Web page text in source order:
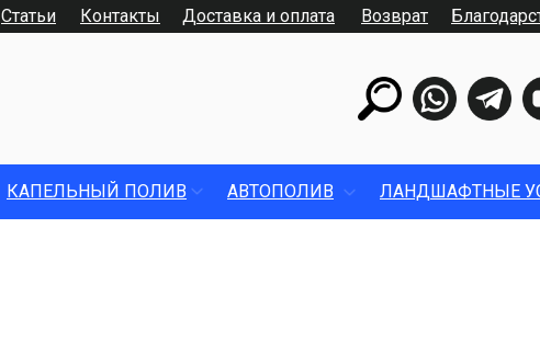
Доставка и оплата
Контакты
Статьи Возврат
КАПЕЛЬНЫЙ ПОЛИВ АВТОПОЛИВ ЛАНДШАФТНЫЕ